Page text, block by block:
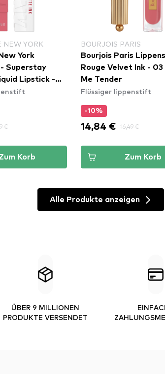
NEW YORK
York
Superstay
Lipstick -
€
Korb
BOURJOIS PARIS
Bourjois Paris
Rouge Velvet Ink - 03
Me Tender
Flüssiger lippenstift
-10%
14,84 € 16,49 €
Zum Korb
Alle Produkte anzeigen
ÜBER 9 MILLIONEN
PRODUKTE VERSENDET